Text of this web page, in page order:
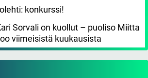
konkurssi!
Sorvali on kuollut – puoliso Miitta
viimeisistä kuukausista